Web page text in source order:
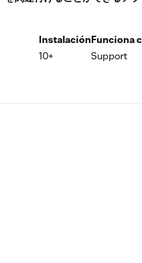
Instalación
10+
Funciona
Support